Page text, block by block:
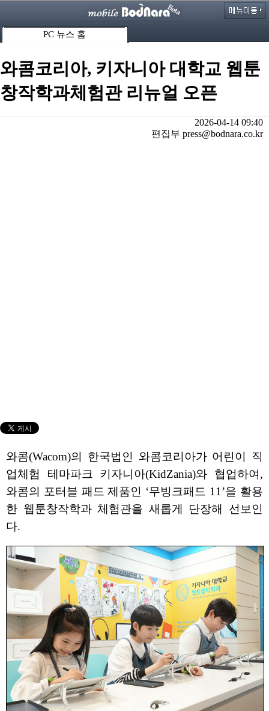
PC 뉴스 홈
와콤코리아, 키자니아 대학교 웹툰
창작학과체험관 리뉴얼 오픈
2026-04-14 09:40
편집부 press@bodnara.co.kr
와콤(Wacom)의 한국법인 와콤코리아가 어린이 직
업체험 테마파크 키자니아(KidZania)와 협업하여,
와콤의 포터블 패드 제품인 ‘무빙크패드 11’을 활용
한 웹툰창작학과 체험관을 새롭게 단장해 선보인
다.